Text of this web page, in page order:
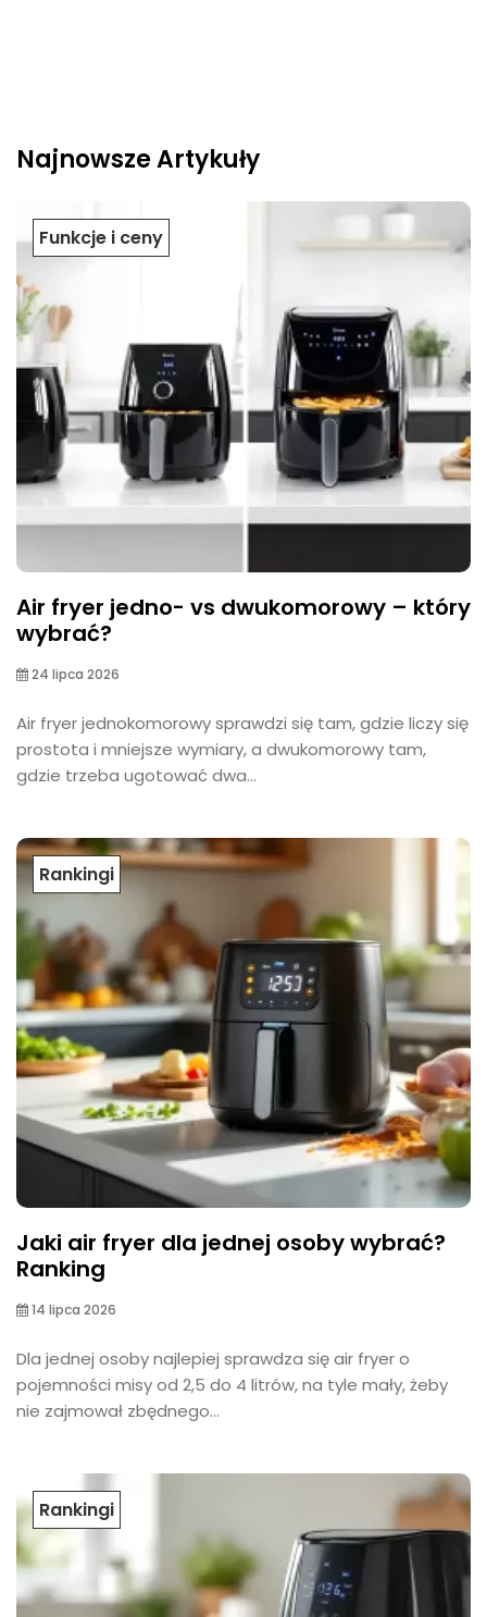
Najnowsze Artykuły
Funkcje i ceny
Air fryer jedno- vs dwukomorowy – który
wybrać?
24 lipca 2026
Air fryer jednokomorowy sprawdzi się tam, gdzie liczy się
prostota i mniejsze wymiary, a dwukomorowy tam,
gdzie trzeba ugotować dwa...
Rankingi
Jaki air fryer dla jednej osoby wybrać?
Ranking
14 lipca 2026
Dla jednej osoby najlepiej sprawdza się air fryer o
pojemności misy od 2,5 do 4 litrów, na tyle mały, żeby
nie zajmował zbędnego...
Rankingi